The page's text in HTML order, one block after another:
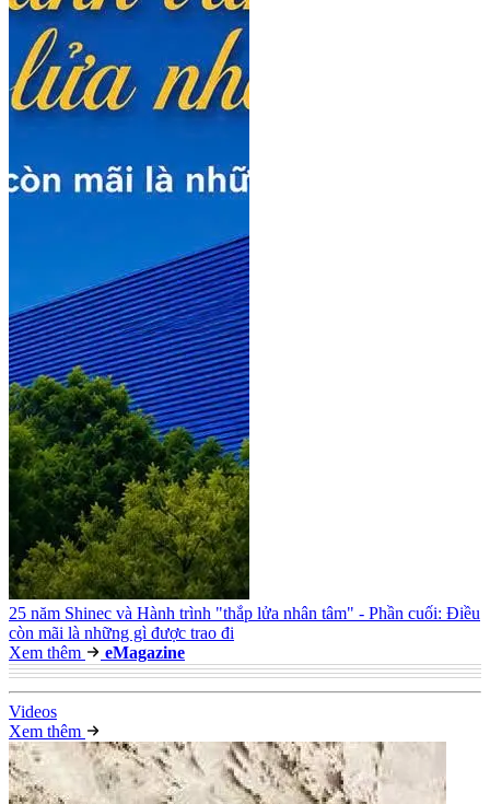
25 năm Shinec và Hành trình "thắp lửa nhân tâm" - Phần cuối: Điều
còn mãi là những gì được trao đi
Xem thêm
eMagazine
Videos
Xem thêm